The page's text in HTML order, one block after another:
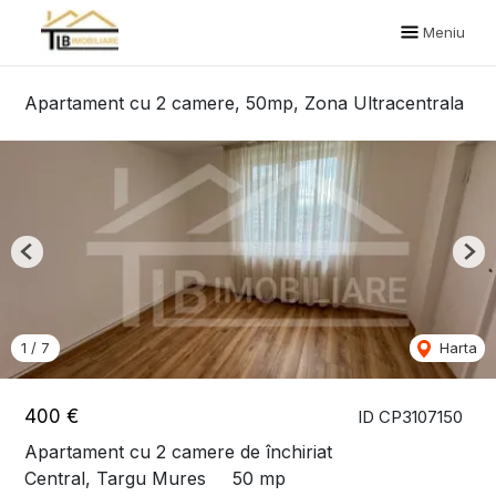
Meniu
Apartament cu 2 camere, 50mp, Zona Ultracentrala
ID CP3107150
400 €
Apartament cu 2 camere de închiriat
Central, Targu Mures
50 mp
1 / 7 Harta
Previous